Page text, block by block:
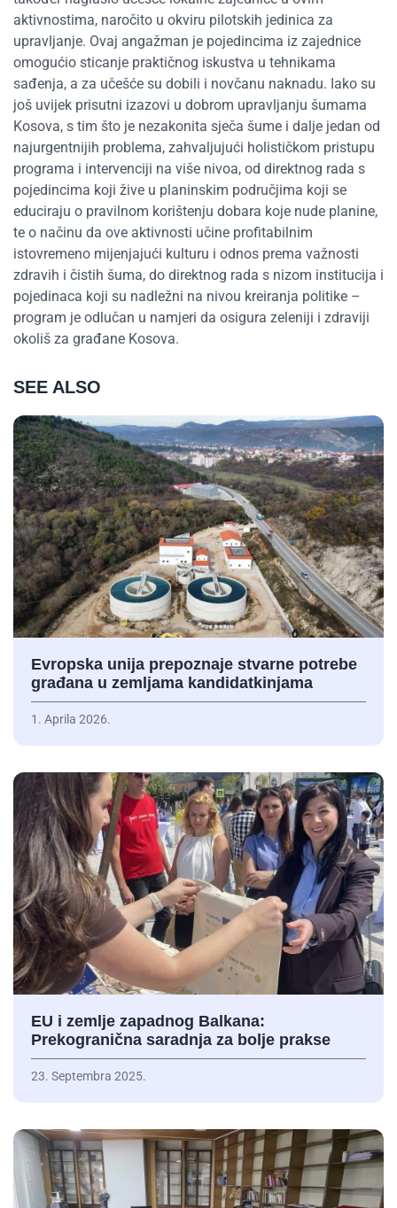
aktivnostima, naročito u okviru pilotskih jedinica za
upravljanje. Ovaj angažman je pojedincima iz zajednice
omogućio sticanje praktičnog iskustva u tehnikama
sađenja, a za učešće su dobili i novčanu naknadu. Iako su
još uvijek prisutni izazovi u dobrom upravljanju šumama
Kosova, s tim što je nezakonita sječa šume i dalje jedan od
najurgentnijih problema, zahvaljujući holističkom pristupu
programa i intervenciji na više nivoa, od direktnog rada s
pojedincima koji žive u planinskim područjima koji se
educiraju o pravilnom korištenju dobara koje nude planine,
te o načinu da ove aktivnosti učine profitabilnim
istovremeno mijenjajući kulturu i odnos prema važnosti
zdravih i čistih šuma, do direktnog rada s nizom institucija i
pojedinaca koji su nadležni na nivou kreiranja politike –
program je odlučan u namjeri da osigura zeleniji i zdraviji
okoliš za građane Kosova.
SEE ALSO
Evropska unija prepoznaje stvarne potrebe
građana u zemljama kandidatkinjama
1. Aprila 2026.
EU i zemlje zapadnog Balkana:
Prekogranična saradnja za bolje prakse
23. Septembra 2025.